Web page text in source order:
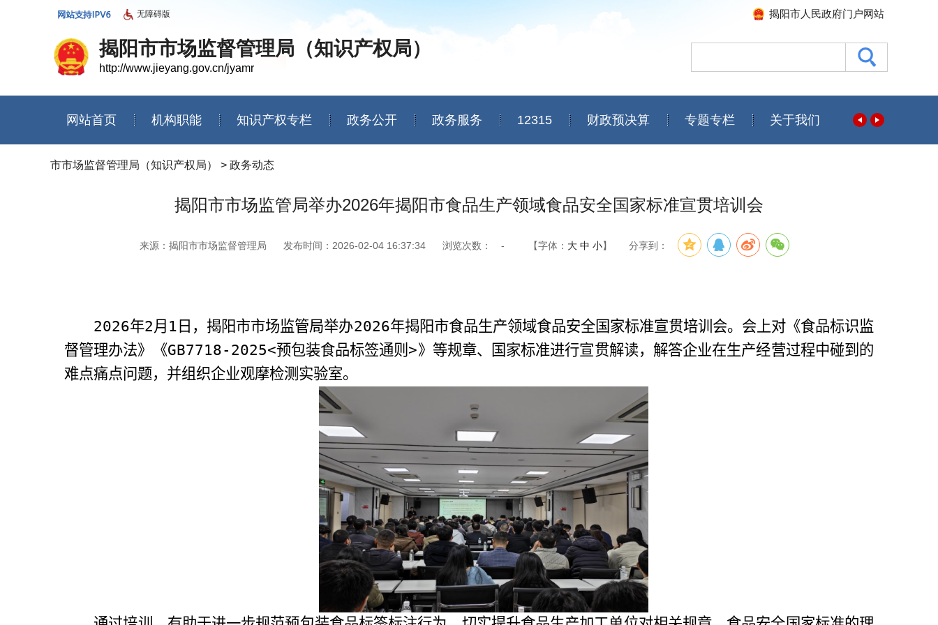
无障碍版 揭阳市人民政府门户网站
揭阳市市场监督管理局（知识产权局）
http://www.jieyang.gov.cn/jyamr
网站首页 机构职能 知识产权专栏 政务公开 政务服务 12315 财政预决算 专题专栏 关于我们
市市场监督管理局（知识产权局） > 政务动态
揭阳市市场监管局举办2026年揭阳市食品生产领域食品安全国家标准宣贯培训会
来源：揭阳市市场监督管理局 发布时间：2026-02-04 16:37:34 浏览次数： - 【字体： 大 中 小】 分享到：
2026年2月 1 日，揭阳市市场监管局举办2026年揭阳市食品生产领域食品安全国家标准宣贯培训会。会上对《食品标识监
督管理办法》《GB7718-2025<预包装食品标签通则 >》等规章、国家标准进行宣贯解读，解答企业在生产经营过程中碰到的
难点痛点问题，并组织企业观摩检测实验室。